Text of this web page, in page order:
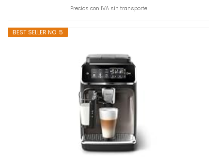
Precios con IVA sin transporte
BEST SELLER NO. 5